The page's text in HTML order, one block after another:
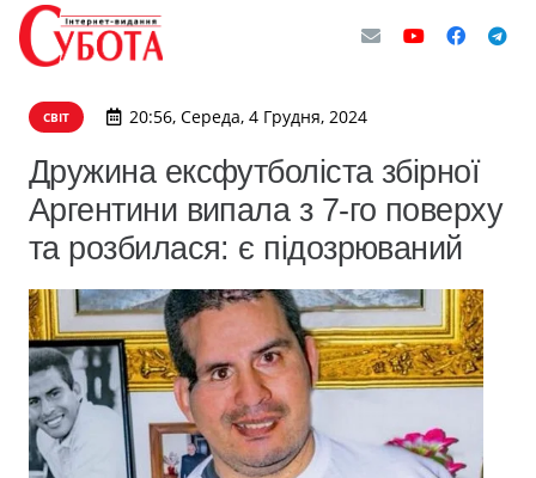
СВІТ 20:56, Середа, 4 Грудня, 2024
Дружина ексфутболіста збірної
Аргентини випала з 7-го поверху
та розбилася: є підозрюваний